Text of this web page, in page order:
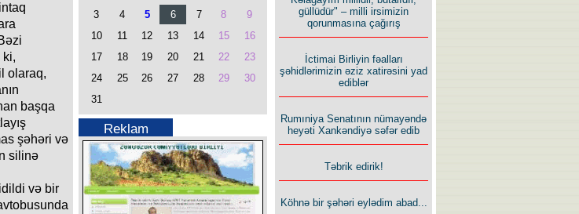
ki,
olaraq,
başqa
şəhəri və
silinə
və bir
3
4 5 6 7 8
9
10
11 12 13 14 15
16
17
18 19 20 21 22
23
24
25 26 27 28 29
30
31
Reklam
güllüdür" – milli irsimizin
qorunmasına çağırış
İctimai Birliyin fəalları
şəhidlərimizin əziz xatirəsini yad
ediblər
Rumıniya Senatının nümayəndə
heyəti Xankəndiyə səfər edib
Təbrik edirik!
Köhnə bir şəhəri eylədim abad...